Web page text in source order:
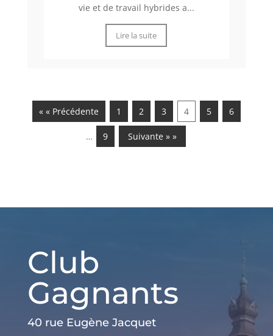
vie et de travail hybrides a...
Lire la suite
« « Précédente 1 2 3 4 5 6
… 9 Suivante » »
Club
Gagnants
40 rue Eugène Jacquet